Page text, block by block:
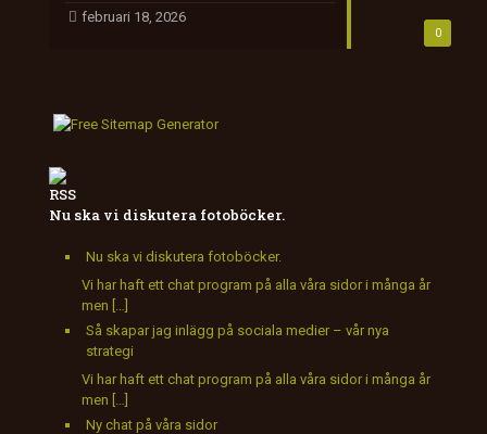
0
februari 18, 2026
Nu ska vi diskutera fotoböcker.
Nu ska vi diskutera fotoböcker.
Vi har haft ett chat program på alla våra sidor i många år
men […]
Så skapar jag inlägg på sociala medier – vår nya
strategi
Vi har haft ett chat program på alla våra sidor i många år
men […]
Ny chat på våra sidor